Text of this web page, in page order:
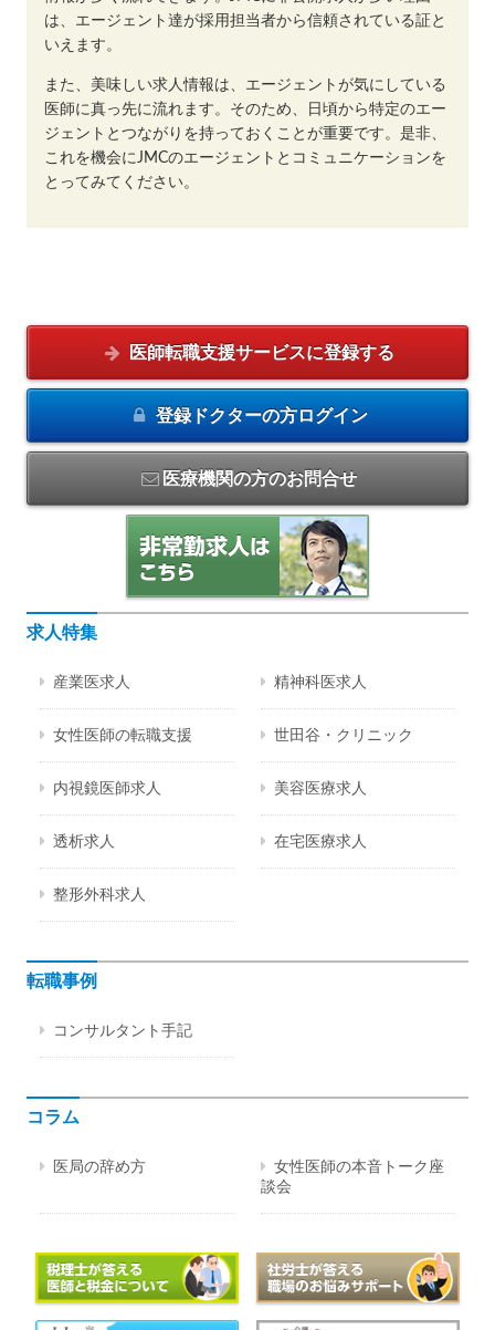
は、エージェント達が採用担当者から信頼されている証と
いえます。
また、美味しい求人情報は、エージェントが気にしている
医師に真っ先に流れます。そのため、日頃から特定のエー
ジェントとつながりを持っておくことが重要です。是非、
これを機会にJMCのエージェントとコミュニケーションを
とってみてください。
医師転職支援サービスに登録する
登録ドクターの方ログイン
医療機関の方のお問合せ
求人特集
産業医求人 精神科医求人
女性医師の転職支援 世田谷・クリニック
内視鏡医師求人 美容医療求人
透析求人 在宅医療求人
整形外科求人
転職事例
コンサルタント手記
コラム
医局の辞め方
女性医師の本音トーク座
談会